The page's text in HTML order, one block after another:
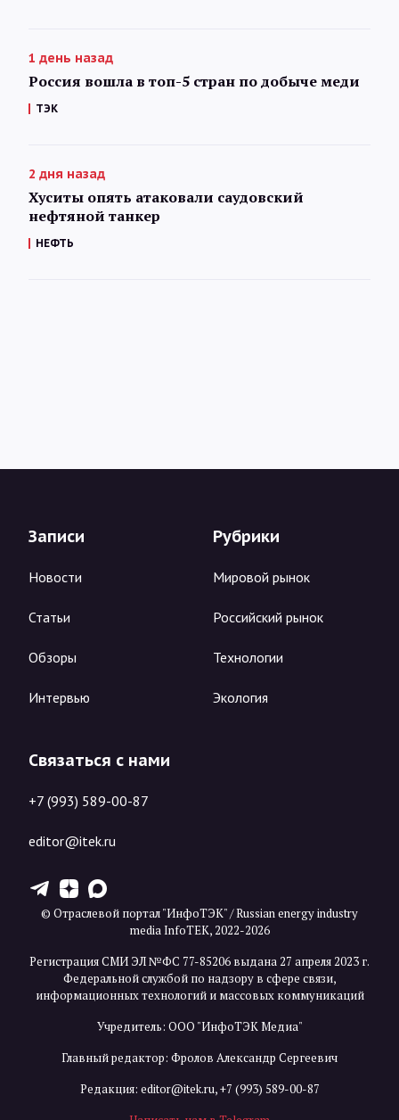
1 день назад
Россия вошла в топ-5 стран по добыче меди
ТЭК
2 дня назад
Хуситы опять атаковали саудовский
нефтяной танкер
НЕФТЬ
Записи
Новости
Статьи
Обзоры
Интервью
Рубрики
Мировой рынок
Российский рынок
Технологии
Экология
Связаться с нами
+7 (993) 589-00-87
editor@itek.ru
T Z X
© Отраслевой портал "ИнфоТЭК" / Russian energy industry
media InfoTEK, 2022-2026
Регистрация СМИ ЭЛ №ФС 77-85206 выдана 27 апреля 2023 г.
Федеральной службой по надзору в сфере связи,
информационных технологий и массовых коммуникаций
Учредитель: ООО "ИнфоТЭК Медиа"
Главный редактор: Фролов Александр Сергеевич
Редакция: editor@itek.ru,+7 (993) 589-00-87